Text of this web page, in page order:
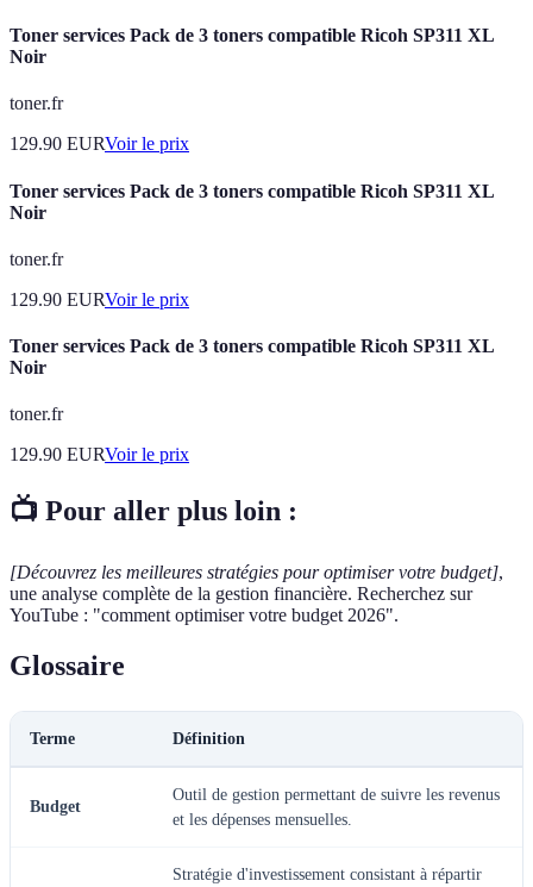
Toner services Pack de 3 toners compatible Ricoh SP311 XL
Noir
toner.fr
129.90 EURVoir le prix
Toner services Pack de 3 toners compatible Ricoh SP311 XL
Noir
toner.fr
129.90 EURVoir le prix
Toner services Pack de 3 toners compatible Ricoh SP311 XL
Noir
toner.fr
129.90 EURVoir le prix
📺 Pour aller plus loin :
[Découvrez les meilleures stratégies pour optimiser votre budget],
une analyse complète de la gestion financière. Recherchez sur
YouTube : "comment optimiser votre budget 2026".
Glossaire
Terme Définition
Budget
Outil de gestion permettant de suivre les revenus
et les dépenses mensuelles.
Stratégie d'investissement consistant à répartir